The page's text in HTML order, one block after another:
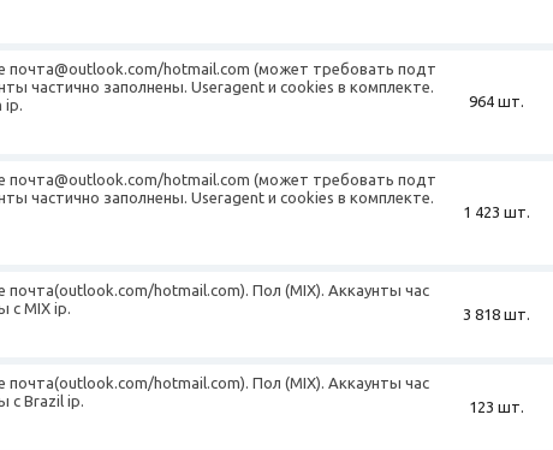
почта@outlook.com/hotmail.com (может требовать подт
частично заполнены. Useragent и сookies в комплекте.
964 шт.
почта@outlook.com/hotmail.com (может требовать подт
частично заполнены. Useragent и сookies в комплекте.
1 423 шт.
почта(outlook.com/hotmail.com). Пол (MIX). Аккаунты час
с MIX ip.
3 818 шт.
почта(outlook.com/hotmail.com). Пол (MIX). Аккаунты час
с Brazil ip.
123 шт.